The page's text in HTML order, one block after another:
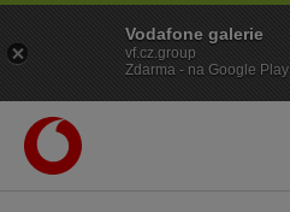
Vodafone galerie
vf.cz.group
Zdarma - na Google Play